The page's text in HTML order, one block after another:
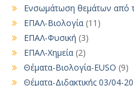
Ενσωμάτωση θεμάτων από
ΕΠΑΛ-Βιολογία (11)
ΕΠΑΛ-Φυσική (3)
ΕΠΑΛ-Χημεία (2)
Θέματα-Βιολογία-EUSO (9)
Θέματα-Διδακτικής 03/04-